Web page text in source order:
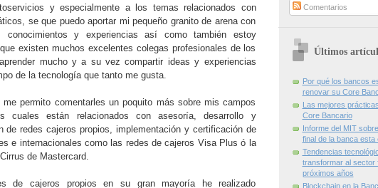
y especialmente a los temas relacionados con
se que puedo aportar mi pequeño granito de arena con
conocimientos y experiencias así como también estoy
existen muchos excelentes colegas profesionales de los
mucho y a su vez compartir ideas y experiencias
de la tecnología que tanto me gusta.
me permito comentarles un poquito más sobre mis campos
cuales están relacionados con asesoría, desarrollo y
de redes cajeros propios, implementación y certificación de
e internacionales como las redes de cajeros Visa Plus ó la
de Mastercard.
de cajeros propios en su gran mayoría he realizado
Comentarios
Últimos
Por qué los bancos
renovar su Core
Las mejores
Core Bancario
Informe del MIT
final de la banca esta
Tendencias
transformar al sector
próximos años
Blockchain en la